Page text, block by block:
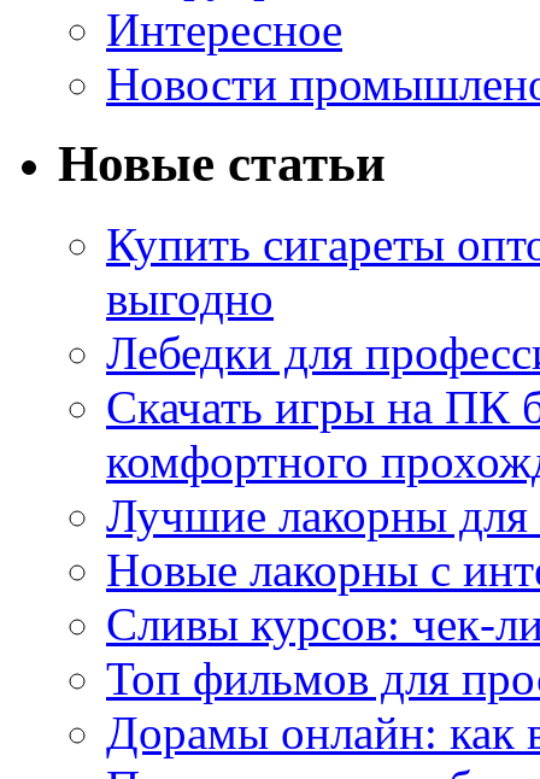
Интересное
Новости
Новые статьи
Купить сигареты
выгодно
Лебедки для
Скачать игры на ПК
комфортного
Лучшие лакорны для
Новые лакорны с
Сливы курсов: чек-
Топ фильмов для
Дорамы онлайн: как